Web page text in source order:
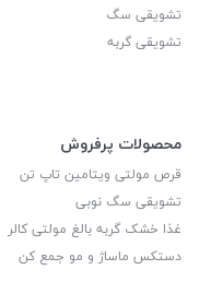
تشویقی سگ
تشویقی گربه
محصولات پرفروش
قرص مولتی ویتامین تاپ تن
تشویقی سگ نوبی
غذا خشک گربه بالغ مولتی کالر
دستکس ماساژ و مو جمع کن